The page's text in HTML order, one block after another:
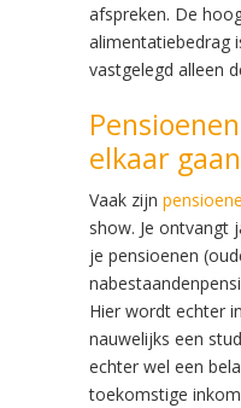
afspreken. De
alimentatiebedrag
vastgelegd alleen
elkaar gaan
Vaak zijn
show. Je ontvangt
je pensioenen
Hier wordt echter
nauwelijks een
echter wel een
toekomstige